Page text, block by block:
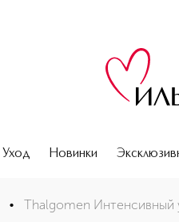
Уход Новинки
• Thalgomen